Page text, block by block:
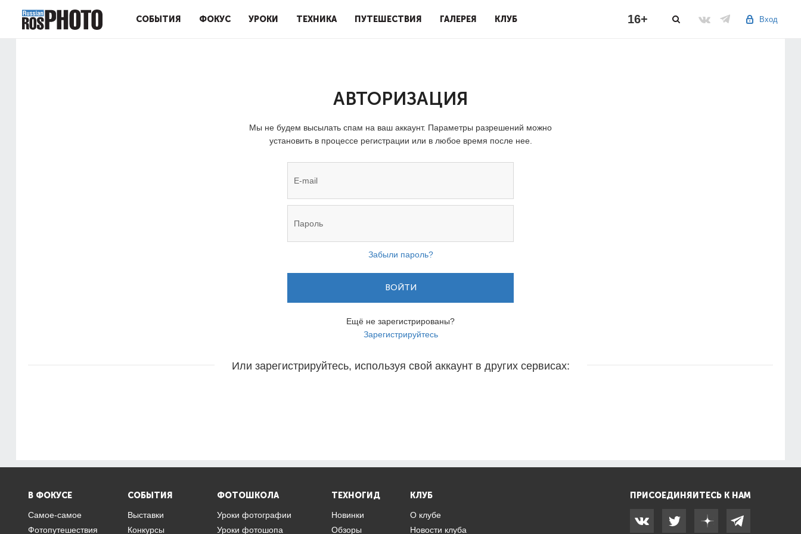
СОБЫТИЯ ФОКУС УРОКИ ТЕХНИКА ПУТЕШЕСТВИЯ ГАЛЕРЕЯ КЛУБ Вход
16+
АВТОРИЗАЦИЯ
Мы не будем высылать спам на ваш аккаунт. Параметры разрешений можно
установить в процессе регистрации или в любое время после нее.
Забыли пароль?
ВОЙТИ
Ещё не зарегистрированы?
Зарегистрируйтесь
Или зарегистрируйтесь, используя свой аккаунт в других сервисах:
В ФОКУСЕ
Самое-самое
Фотопутешествия
СОБЫТИЯ
Выставки
Конкурсы
ФОТОШКОЛА
Уроки фотографии
Уроки фотошопа
ТЕХНОГИД
Новинки
Обзоры
КЛУБ
О клубе
Новости клуба
ПРИСОЕДИНЯЙТЕСЬ К НАМ